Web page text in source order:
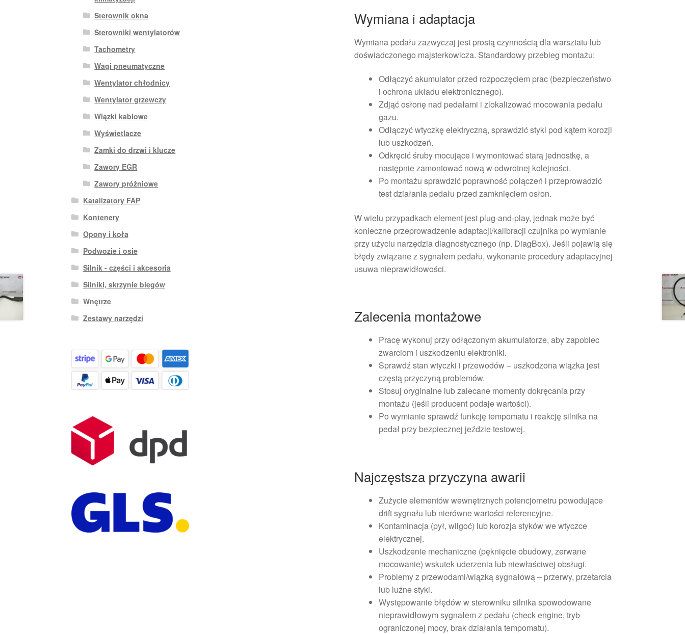
Wymiana i adaptacja
Wymiana pedału zazwyczaj jest prostą czynnością dla warsztatu lub
doświadczonego majsterkowicza. Standardowy przebieg montażu:
Odłączyć akumulator przed rozpoczęciem prac (bezpieczeństwo
i ochrona układu elektronicznego).
Zdjąć osłonę nad pedałami i zlokalizować mocowania pedału
gazu.
Odłączyć wtyczkę elektryczną, sprawdzić styki pod kątem korozji
lub uszkodzeń.
Odkręcić śruby mocujące i wymontować starą jednostkę, a
następnie zamontować nową w odwrotnej kolejności.
Po montażu sprawdzić poprawność połączeń i przeprowadzić
test działania pedału przed zamknięciem osłon.
W wielu przypadkach element jest plug-and-play, jednak może być
konieczne przeprowadzenie adaptacji/kalibracji czujnika po wymianie
przy użyciu narzędzia diagnostycznego (np. DiagBox). Jeśli pojawią się
błędy związane z sygnałem pedału, wykonanie procedury adaptacyjnej
usuwa nieprawidłowości.
Zalecenia montażowe
Pracę wykonuj przy odłączonym akumulatorze, aby zapobiec
zwarciom i uszkodzeniu elektroniki.
Sprawdź stan wtyczki i przewodów – uszkodzona wiązka jest
częstą przyczyną problemów.
Stosuj oryginalne lub zalecane momenty dokręcania przy
montażu (jeśli producent podaje wartości).
Po wymianie sprawdź funkcję tempomatu i reakcję silnika na
pedał przy bezpiecznej jeździe testowej.
Najczęstsza przyczyna awarii
Zużycie elementów wewnętrznych potencjometru powodujące
drift sygnału lub nierówne wartości referencyjne.
Kontaminacja (pył, wilgoć) lub korozja styków we wtyczce
elektrycznej.
Uszkodzenie mechaniczne (pęknięcie obudowy, zerwane
mocowanie) wskutek uderzenia lub niewłaściwej obsługi.
Problemy z przewodami/wiązką sygnałową – przerwy, przetarcia
lub luźne styki.
Występowanie błędów w sterowniku silnika spowodowane
nieprawidłowym sygnałem z pedału (check engine, tryb
ograniczonej mocy, brak działania tempomatu).
Sterownik okna
Sterowniki wentylatorów
Tachometry
Wagi pneumatyczne
Wentylator chłodnicy
Wentylator grzewczy
Wiązki kablowe
Wyświetlacze
Zamki do drzwi i klucze
Zawory EGR
Zawory próżniowe
Katalizatory FAP
Kontenery
Opony i koła
Podwozie i osie
Silnik - części i akcesoria
Silniki, skrzynie biegów
Wnętrze
Zestawy narzędzi